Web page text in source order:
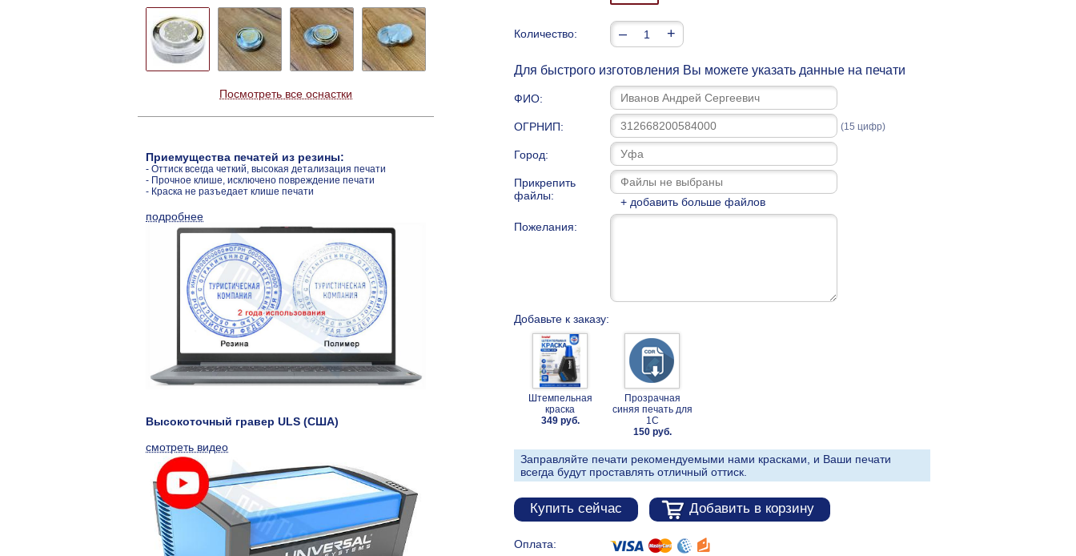
Количество: – +
Для быстрого изготовления Вы можете указать данные на печати
ФИО:
ОГРНИП: (15 цифр)
Город:
Прикрепить
файлы:
+ добавить больше файлов
Пожелания:
Добавьте к заказу:
Штемпельная
краска
349 руб.
Прозрачная
синяя печать для
1С
150 руб.
Заправляйте печати рекомендуемыми нами красками, и Ваши печати
всегда будут проставлять отличный оттиск.
Купить сейчас Добавить в корзину
Оплата:
Посмотреть все оснастки
Приемущества печатей из резины:
- Оттиск всегда четкий, высокая детализация печати
- Прочное клише, исключено повреждение печати
- Краска не разъедает клише печати
подробнее
Высокоточный гравер ULS (США)
смотреть видео